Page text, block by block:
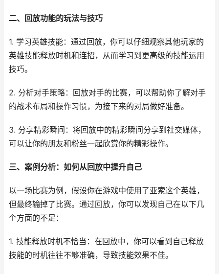
二、回放功能的玩法与技巧
1. 学习英雄技能：通过回放，你可以仔细观察其他玩家的
英雄技能释放时机和连招，从而学习到更高级的技能运用
技巧。
2. 分析对手策略：回放对手的比赛，可以帮助你了解对手
的战术布局和操作习惯，为接下来的对局做好准备。
3. 分享精彩瞬间：将回放中的精彩瞬间分享到社交媒体，
可以让你的朋友和粉丝一起欣赏你的精彩操作。
三、案例分析：如何从回放中提升自己
以一场比赛为例，假设你在游戏中使用了亚索这个英雄，
但最终输掉了比赛。通过回放，你可以发现自己在以下几
个方面的不足：
1. 技能释放时机不恰当：在回放中，你可以看到自己释放
技能的时机往往不够准确，导致技能效果不佳。